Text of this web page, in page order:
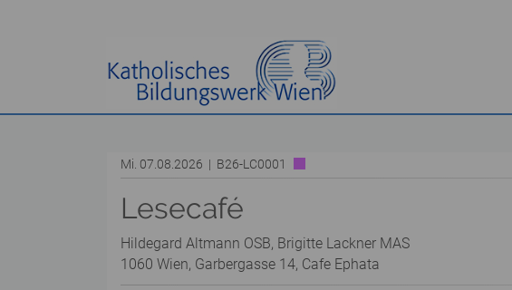
Mi. 07.08.2026 | B26-LC0001
Lesecafé
Hildegard Altmann OSB, Brigitte Lackner MAS
1060 Wien, Garbergasse 14, Cafe Ephata